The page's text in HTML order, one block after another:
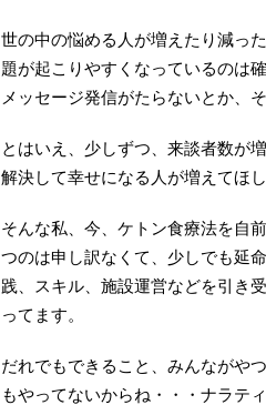
世の中の悩める人が増えたり減っ
題が起こりやすくなっているのは
メッセージ発信がたらないとか、
とはいえ、少しずつ、来談者数が
解決して幸せになる人が増えてほ
そんな私、今、ケトン食療法を自
つのは申し訳なくて、少しでも延
践、スキル、施設運営などを引き
ってます。
だれでもできること、みんながや
もやってないからね・・・ナラテ